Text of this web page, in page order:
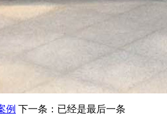
例 下一条：已经是最后一条